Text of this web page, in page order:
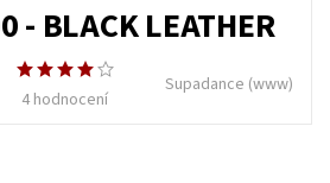
- BLACK LEATHER
4 hodnocení
Supadance (www)